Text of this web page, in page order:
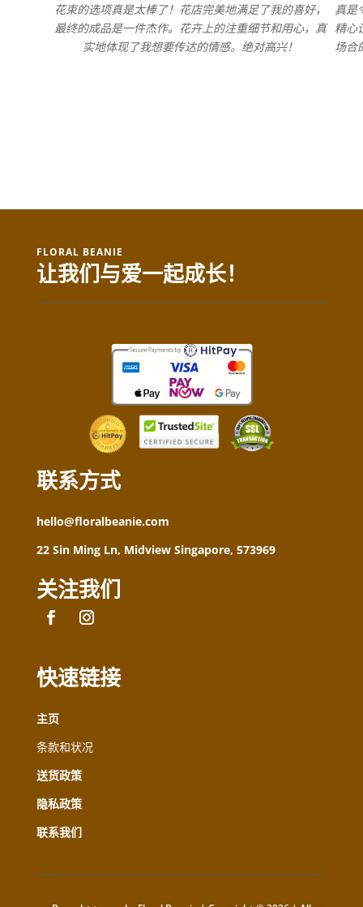
花束的选项真是太棒了！花店完美地满足了我的喜好，
最终的成品是一件杰作。花卉上的注重细节和用心，真
实地体现了我想要传达的情感。绝对高兴！
真是
精心
场合
FLORAL BEANIE
让我们与爱一起成长！
联系方式
hello@floralbeanie.com
22 Sin Ming Ln, Midview Singapore, 573969
关注我们
快速链接
主页
条款和状况
送货政策
隐私政策
联系我们